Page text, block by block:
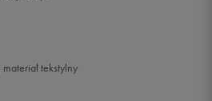
tekstylny